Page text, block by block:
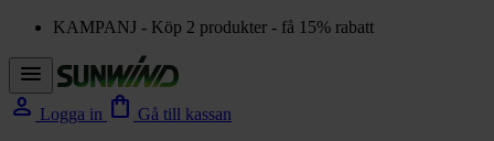
KAMPANJ - Köp 2 produkter - få 15% rabatt
menu
person Logga in shopping_bag Gå till kassan